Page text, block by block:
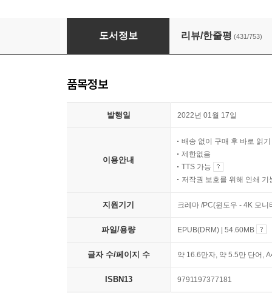
어서 오세요, 휴남동 서점입니다
도서정보 리뷰/한줄평 (431/753)
품목정보
발행일 2022년 01월 17일
이용안내
배송 없이 구매 후 바로 읽기
제한없음
TTS 가능
저작권 보호를 위해 인쇄 기
지원기기 크레마 /PC(윈도우 - 4K 모
파일/용량 EPUB(DRM) | 54.60MB
글자 수/페이지 수 약 16.6만자, 약 5.5만 단어,
ISBN13 9791197377181